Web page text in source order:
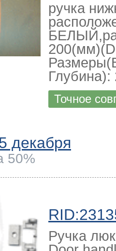
ручка
Глубина):
Точное
декабря
50%
Ручка